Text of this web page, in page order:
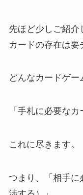
先ほど少しご紹介
カードの存在は要
どんなカードゲー
「手札に必要なカ
これに尽きます。
つまり、「相手に